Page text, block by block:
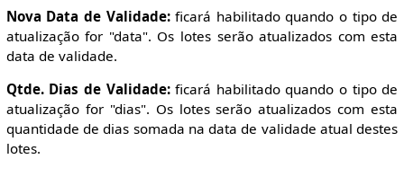
Nova Data de Validade:ficará habilitado quando o tipo de
atualização for "data". Os lotes serão atualizados com esta
data de validade.
Qtde. Dias de Validade:ficará habilitado quando o tipo de
atualização for "dias". Os lotes serão atualizados com esta
quantidade de dias somada na data de validade atual destes
lotes.